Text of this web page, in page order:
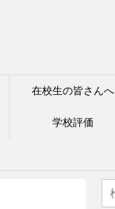
在校生の皆さんへ
学校評価